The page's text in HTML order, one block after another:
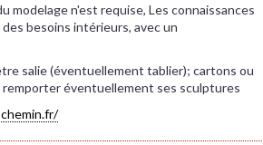
modelage n'est requise, Les connaissances
besoins intérieurs, avec un
salie (éventuellement tablier); cartons ou
éventuellement ses sculptures